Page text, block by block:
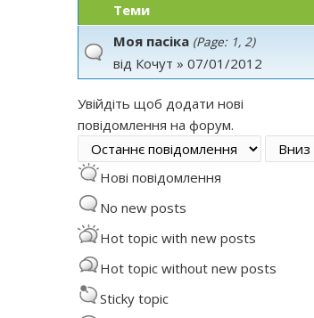
Теми
Моя пасіка (Page: 1, 2)
від Кочут » 07/01/2012
Увійдіть щоб додати нові
повідомлення на форум.
Order by
Сортувати
Нові повідомлення
No new posts
Hot topic with new posts
Hot topic without new posts
Sticky topic